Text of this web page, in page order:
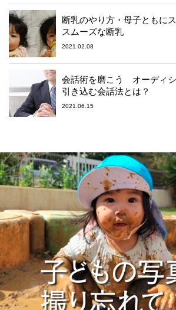
断乳のやり方・母子ともに
スムーズな断乳
2021.02.08
会話術を磨こう オーディ
引き込む会話法とは？
2021.06.15